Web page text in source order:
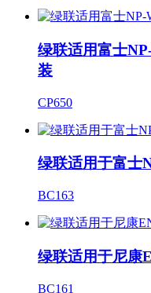
绿联适用富士
装
CP650
绿联适用于富士
BC163
绿联适用于尼康
BC161